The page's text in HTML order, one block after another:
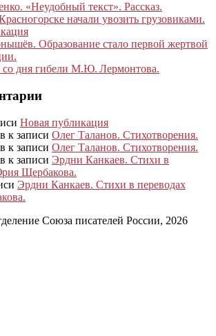
«Неудобный текст». Рассказ.
начали увозить грузовиками.
Образование стало первой жертвой
со дня гибели М.Ю. Лермонтова.
Новая публикация
к записи Олег Таланов. Стихотворения.
к записи Олег Таланов. Стихотворения.
к записи Эрдни Канкаев. Стихи в
Щербакова.
Эрдни Канкаев. Стихи в переводах
Союза писателей России, 2026